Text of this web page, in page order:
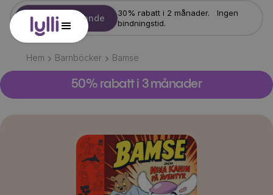
Starta erbjudande
30% rabatt i 2 månader. Ingen
bindningstid.
Hem Barnböcker Bamse
50% rabatt i 3 månader